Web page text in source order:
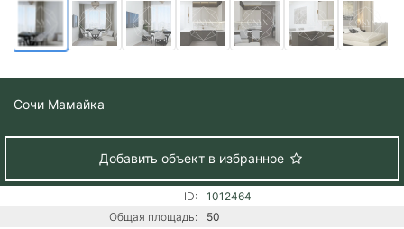
Сочи Мамайка
Добавить объект в избранное
ID:
1012464
Общая площадь:
50